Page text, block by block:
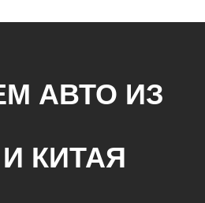
АВТО ИЗ
КИТАЯ